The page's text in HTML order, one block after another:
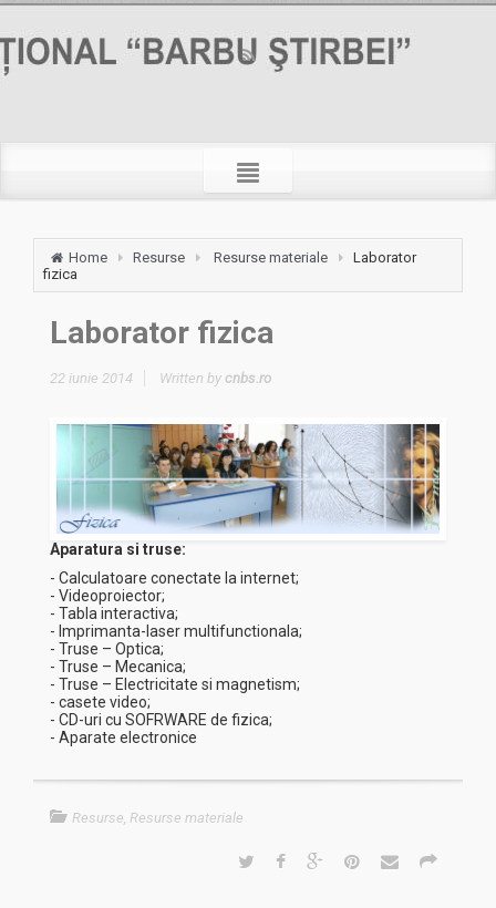
Home Resurse Resurse materiale
Laborator
fizica
Laborator fizica
22 iunie 2014 Written by cnbs.ro
Aparatura si truse:
- Calculatoare conectate la internet;
- Videoproiector;
- Tabla interactiva;
- Imprimanta-laser multifunctionala;
- Truse – Optica;
- Truse – Mecanica;
- Truse – Electricitate si magnetism;
- casete video;
- CD-uri cu SOFRWARE de fizica;
- Aparate electronice
Resurse Resurse materiale